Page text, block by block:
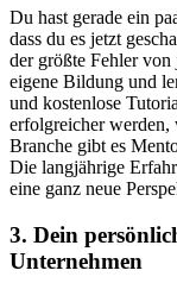
Du hast gerade ein
dass du es jetzt
der größte Fehler
eigene Bildung und
und kostenlose
erfolgreicher werden,
Branche gibt es
Die langjährige
eine ganz neue
3. Dein
Unternehmen